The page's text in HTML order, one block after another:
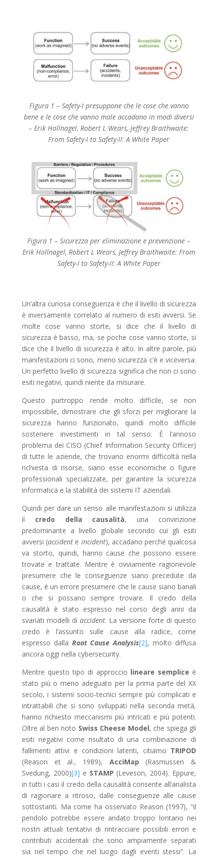
Figura 1 – Safety-I presuppone che le cose che vanno
bene e le cose che vanno male accadano in modi diversi
– Erik Hollnagel, Robert L Wears, Jeffrey Braithwaite:
From Safety-I to Safety-II: A White Paper
Figura 1 – Sicurezza per eliminazione e prevenzione –
Erik Hollnagel, Robert L Wears, Jeffrey Braithwaite: From
Safety-I to Safety-II: A White Paper
Un’altra curiosa conseguenza è che il livello di sicurezza
è inversamente correlato al numero di esiti avversi. Se
molte cose vanno storte, si dice che il livello di
sicurezza è basso, ma, se poche cose vanno storte, si
dice che il livello di sicurezza è alto. In altre parole, più
manifestazioni ci sono, meno sicurezza c’è e viceversa.
Un perfetto livello di sicurezza significa che non ci sono
esiti negativi, quindi niente da misurare.
Questo purtroppo rende molto difficile, se non
impossibile, dimostrare che gli sforzi per migliorare la
sicurezza hanno funzionato, quindi molto difficile
sostenere investimenti in tal senso. È l’annoso
problema dei CISO (Chief Information Security Officer)
di tutte le aziende, che trovano enormi difficoltà nella
richiesta di risorse, siano esse economiche o figure
professionali specializzate, per garantire la sicurezza
informatica e la stabilità dei sistemi IT aziendali.
Quindi per dare un senso alle manifestazioni si utilizza
il credo della causalità, una convinzione
predominante a livello globale secondo cui gli esiti
avversi (accident e incident), accadano perché qualcosa
va storto, quindi, hanno cause che possono essere
trovate e trattate. Mentre è ovviamente ragionevole
presumere che le conseguenze siano precedute da
cause, è un errore presumere che le cause siano banali
o che si possano sempre trovare. Il credo della
causalità è stato espresso nel corso degli anni da
svariati modelli di accident. La versione forte di questo
credo è l’assunto sulle cause alla radice, come
espresso dalla Root Cause Analysis[2], molto diffusa
ancora oggi nella cybersecurity.
Mentre questo tipo di approccio lineare semplice è
stato più o meno adeguato per la prima parte del XX
secolo, i sistemi socio-tecnici sempre più complicati e
intrattabili che si sono sviluppati nella seconda metà,
hanno richiesto meccanismi più intricati e più potenti.
Oltre al ben noto Swiss Cheese Model, che spiega gli
esiti negativi come risultato di una combinazione di
fallimenti attivi e condizioni latenti, citiamo TRIPOD
(Reason et al., 1989), AcciMap (Rasmussen &
Svedung, 2000)[3] e STAMP (Leveson, 2004). Eppure,
in tutti i casi il credo della causalità consente all’analista
di ragionare a ritroso, dalle conseguenze alle cause
sottostanti. Ma come ha osservato Reason (1997), “il
pendolo potrebbe essere andato troppo lontano nei
nostri attuali tentativi di rintracciare possibili errori e
contributi accidentali che sono ampiamente separati
sia nel tempo che nel luogo dagli eventi stessi”. La